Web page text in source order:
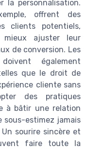
la personnalisation.
offrent des
clients potentiels,
ajuster leur
de conversion. Les
également
que le droit de
cliente sans
des pratiques
à bâtir une relation
sous-estimez jamais
sourire sincère et
faire toute la